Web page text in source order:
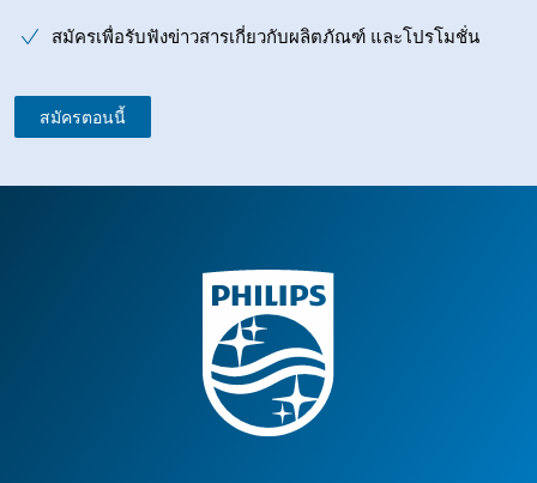
สมัครเพื่อรับฟังข่าวสารเกี่ยวกับผลิตภัณฑ์ และโปรโมชั่น
สมัครตอนนี้